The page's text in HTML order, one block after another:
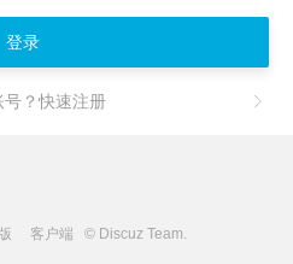
登录
号？快速注册
客户端 © Discuz Team.